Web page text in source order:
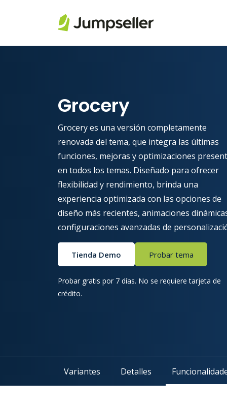
Grocery
Grocery es una versión completamente
renovada del tema, que integra las últimas
funciones, mejoras y optimizaciones
en todos los temas. Diseñado para ofrecer
flexibilidad y rendimiento, brinda una
experiencia optimizada con las opciones de
diseño más recientes, animaciones
configuraciones avanzadas de
Tienda Demo Probar tema
Probar gratis por 7 días. No se requiere tarjeta de
crédito.
Variantes Detalles